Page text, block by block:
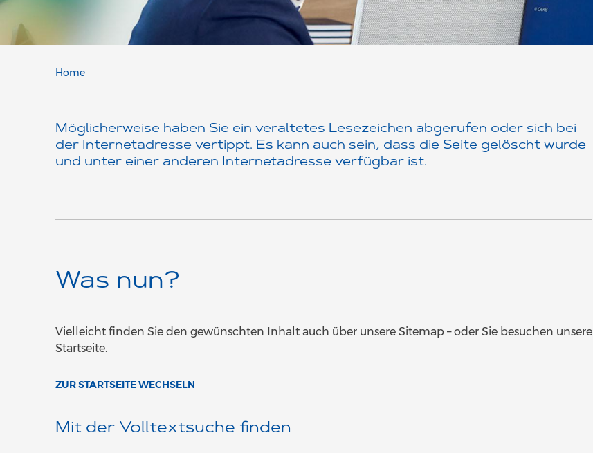
Home
Möglicherweise haben Sie ein veraltetes Lesezeichen abgerufen oder sich bei
der Internetadresse vertippt. Es kann auch sein, dass die Seite gelöscht wurde
und unter einer anderen Internetadresse verfügbar ist.
Was nun?
Vielleicht finden Sie den gewünschten Inhalt auch über unsere Sitemap – oder Sie besuchen unsere
Startseite.
ZUR STARTSEITE WECHSELN
Mit der Volltextsuche finden